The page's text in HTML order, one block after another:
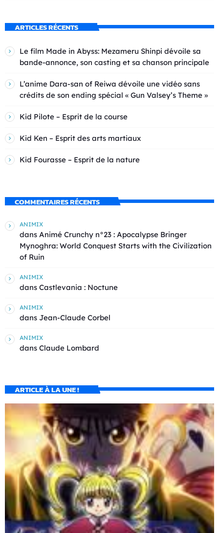
ARTICLES RÉCENTS
Le film Made in Abyss: Mezameru Shinpi dévoile sa
bande-annonce, son casting et sa chanson principale
L’anime Dara-san of Reiwa dévoile une vidéo sans
crédits de son ending spécial « Gun Valsey’s Theme »
Kid Pilote – Esprit de la course
Kid Ken – Esprit des arts martiaux
Kid Fourasse – Esprit de la nature
COMMENTAIRES RÉCENTS
ANIMIX
dans Animé Crunchy n°23 : Apocalypse Bringer
Mynoghra: World Conquest Starts with the Civilization
of Ruin
ANIMIX
dans Castlevania : Noctune
ANIMIX
dans Jean-Claude Corbel
ANIMIX
dans Claude Lombard
ARTICLE À LA UNE !